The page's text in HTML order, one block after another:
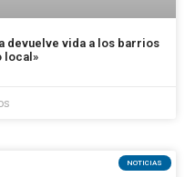
devuelve vida a los barrios
local»
NOTICIAS